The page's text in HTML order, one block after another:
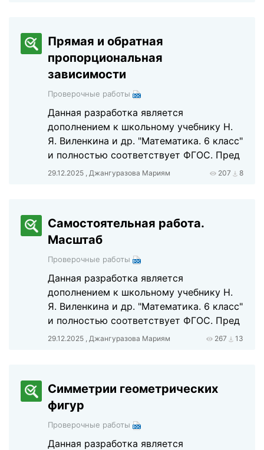
Прямая и обратная
пропорциональная
зависимости
Проверочные работы
Данная разработка является
дополнением к школьному учебнику Н.
Я. Виленкина и др. "Математика. 6 класс"
и полностью соответствует ФГОС. Пред
29.12.2025 , Джангуразова Мариям 207 8
Самостоятельная работа.
Масштаб
Проверочные работы
Данная разработка является
дополнением к школьному учебнику Н.
Я. Виленкина и др. "Математика. 6 класс"
и полностью соответствует ФГОС. Пред
29.12.2025 , Джангуразова Мариям 267 13
Симметрии геометрических
фигур
Проверочные работы
Данная разработка является